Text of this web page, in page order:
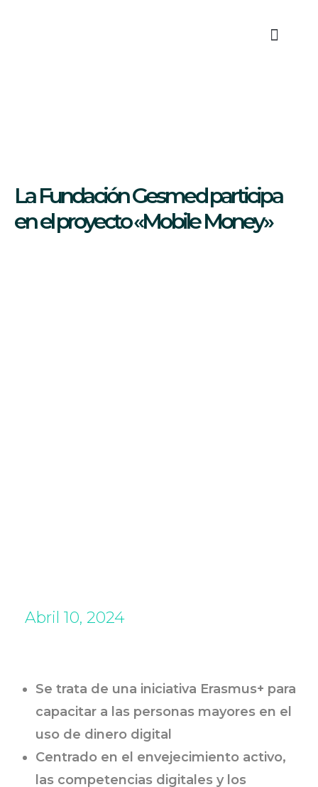
La Fundación Gesmed participa
en el proyecto «Mobile Money»
Abril 10, 2024
Se trata de una iniciativa Erasmus+ para
capacitar a las personas mayores en el
uso de dinero digital
Centrado en el envejecimiento activo,
las competencias digitales y los